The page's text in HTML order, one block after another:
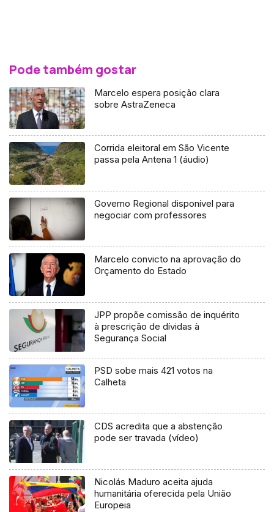
Pode também gostar
Marcelo espera posição clara
sobre AstraZeneca
Corrida eleitoral em São Vicente
passa pela Antena 1 (áudio)
Governo Regional disponível para
negociar com professores
Marcelo convicto na aprovação do
Orçamento do Estado
JPP propõe comissão de inquérito
à prescrição de dívidas à
Segurança Social
PSD sobe mais 421 votos na
Calheta
CDS acredita que a abstenção
pode ser travada (vídeo)
Nicolás Maduro aceita ajuda
humanitária oferecida pela União
Europeia